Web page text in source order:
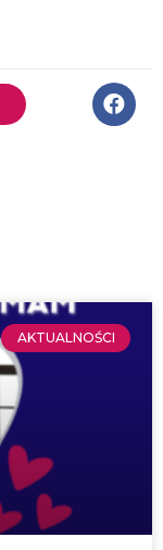
AKTUALNOŚCI